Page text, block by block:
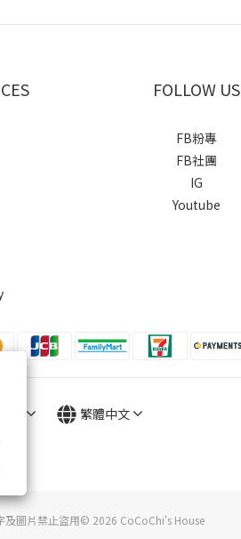
FOLLOW US
FB粉專
FB社團
IG
Youtube
繁體中文
及圖片禁止盜用© 2026 CoCoChi's House